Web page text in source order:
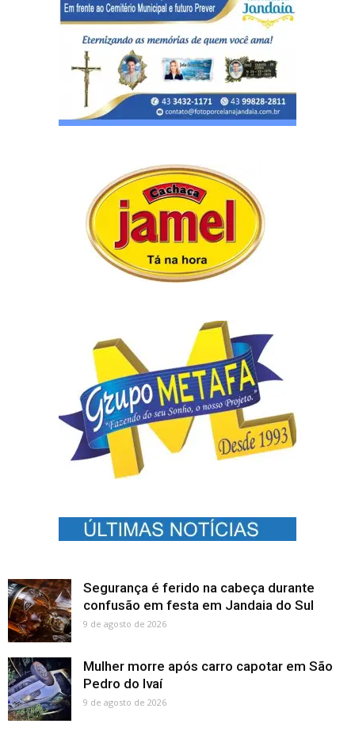
Segurança é ferido na cabeça durante
confusão em festa em Jandaia do Sul
9 de agosto de 2026
Mulher morre após carro capotar em São
Pedro do Ivaí
9 de agosto de 2026